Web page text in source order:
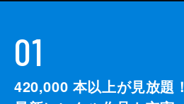
01
420,000 本以上が見放題！